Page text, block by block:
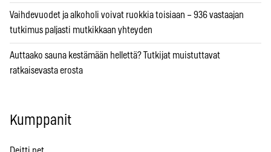
Vaihdevuodet ja alkoholi voivat ruokkia toisiaan – 936 vastaajan
tutkimus paljasti mutkikkaan yhteyden
Auttaako sauna kestämään hellettä? Tutkijat muistuttavat
ratkaisevasta erosta
Kumppanit